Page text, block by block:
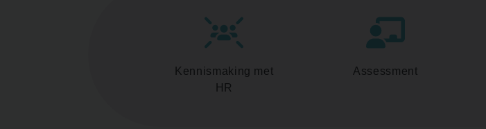
Kennismaking met
HR
Assessment